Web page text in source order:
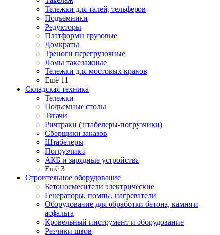
Тележки для талей, тельферов
Подъемники
Редукторы
Платформы грузовые
Домкраты
Треноги перегрузочные
Ломы такелажные
Тележки для мостовых кранов
Ещё 11
Складская техника
Тележки
Подъемные столы
Тягачи
Ричтраки (штабелеры-погрузчики)
Сборщики заказов
Штабелеры
Погрузчики
АКБ и зарядные устройства
Ещё 3
Строительное оборудование
Бетоносмесители электрические
Генераторы, помпы, нагреватели
Оборудование для обработки бетона, камня и
асфальта
Кровельный инструмент и оборудование
Резчики швов